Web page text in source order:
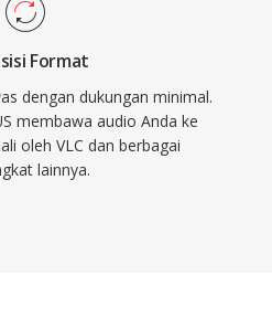
Format
dengan dukungan minimal.
membawa audio Anda ke
oleh VLC dan berbagai
lainnya.